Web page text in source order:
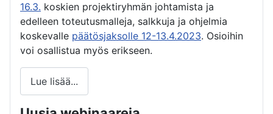
16.3. koskien projektiryhmän johtamista ja
edelleen toteutusmalleja, salkkuja ja ohjelmia
koskevalle päätösjaksolle 12-13.4.2023. Osioihin
voi osallistua myös erikseen.
Lue lisää...